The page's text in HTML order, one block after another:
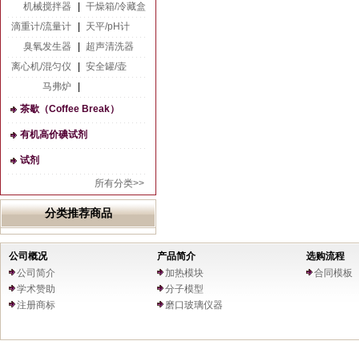
机械搅拌器
干燥箱/冷藏盒
滴重计/流量计
天平/pH计
臭氧发生器
超声清洗器
离心机/混匀仪
安全罐/壶
马弗炉
茶歇（Coffee Break）
有机高价碘试剂
试剂
所有分类>>
分类推荐商品
公司概况
公司简介
学术赞助
注册商标
产品简介
加热模块
分子模型
磨口玻璃仪器
选购流程
合同模板